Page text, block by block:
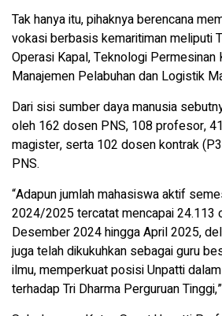
Tak hanya itu, pihaknya berencana
vokasi berbasis kemaritiman meliputi
Operasi Kapal, Teknologi Permesinan
Manajemen Pelabuhan dan Logistik
Dari sisi sumber daya manusia
oleh 162 dosen PNS, 108 profesor,
magister, serta 102 dosen kontrak
PNS.
“Adapun jumlah mahasiswa aktif
2024/2025 tercatat mencapai 24.113
Desember 2024 hingga April 2025,
juga telah dikukuhkan sebagai guru
ilmu, memperkuat posisi Unpatti
terhadap Tri Dharma Perguruan